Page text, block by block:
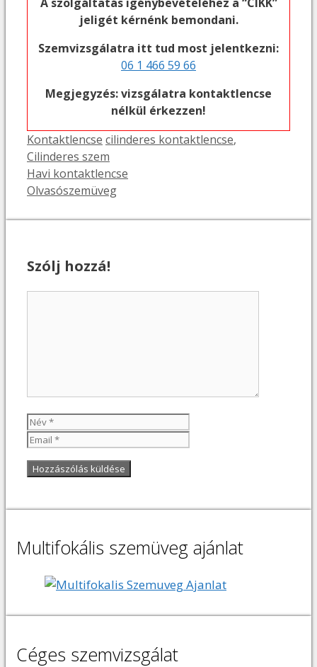
jeligét kérnénk bemondani.
Szemvizsgálatra itt tud most jelentkezni:
06 1 466 59 66
Megjegyzés: vizsgálatra kontaktlencse
nélkül érkezzen!
Kategória
Kontaktlencse Címkék
cilinderes kontaktlencse,
Cilinderes szem
Havi kontaktlencse
Olvasószemüveg
Szólj hozzá!
Név
Multifokális szemüveg ajánlat
Céges szemvizsgálat